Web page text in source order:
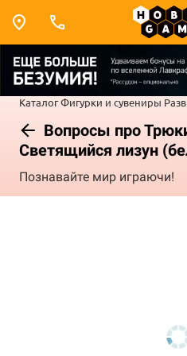
КаталогФигурки и сувениры
Вопросы про
Светящийся лизун
Познавайте мир играючи!